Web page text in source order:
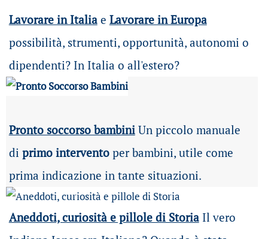
Lavorare in Italia e Lavorare in Europa
possibilità, strumenti, opportunità, autonomi o
dipendenti? In Italia o all'estero?
Pronto soccorso bambiniUn piccolo manuale
di primo interventoper bambini, utile come
prima indicazione in tante situazioni.
Aneddoti, curiosità e pillole di Storia Il vero